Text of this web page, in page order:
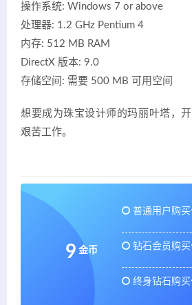
操作系统: Windows 7 or above
处理器: 1.2 GHz Pentium 4
内存: 512 MB RAM
DirectX 版本: 9.0
存储空间: 需要 500 MB 可用空间
想要成为珠宝设计师的玛丽叶塔，
艰苦工作。
9 金币
普通用户购
钻石会员购
终身钻石购